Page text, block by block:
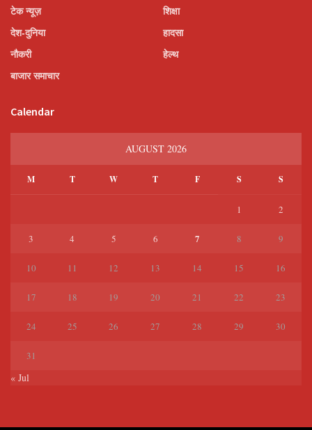
टेक न्यूज़
देश-दुनिया
नौकरी
बाजार समाचार
शिक्षा
हादसा
हेल्थ
Calendar
AUGUST 2026
M T W T F S S
1 2
3 4 5 6 7 8 9
10 11 12 13 14 15 16
17 18 19 20 21 22 23
24 25 26 27 28 29 30
31
« Jul